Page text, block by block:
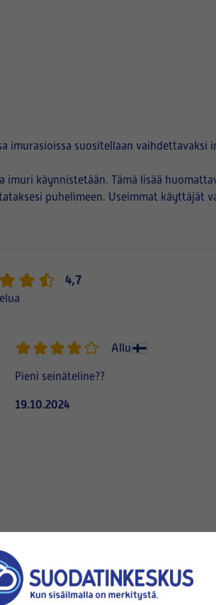
imurasioissa suositellaan
imuri käynnistetään. Tämä lisää
puhelimeen. Useimmat käyttäjät
4,7
Allu
Pieni seinäteline??
19.10.2024
Varastossa